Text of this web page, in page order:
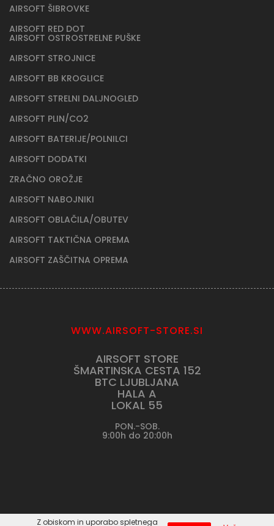
AIRSOFT ŠIBROVKE
AIRSOFT RED DOT
AIRSOFT OSTROSTRELNE PUŠKE
AIRSOFT STROJNICE
AIRSOFT BB KROGLICE
AIRSOFT STRELNI DALJNOGLED
AIRSOFT PLIN/CO2
AIRSOFT BATERIJE/POLNILCI
AIRSOFT DODATKI
ZRAČNO OROŽJE
AIRSOFT NABOJNIKI
AIRSOFT OBLAČILA/OBUTEV
AIRSOFT TAKTIČNA OPREMA
AIRSOFT ZAŠČITNA OPREMA
WWW.AIRSOFT-STORE.SI
AIRSOFT STORE
ŠMARTINSKA CESTA 152
BTC LJUBLJANA
HALA A
LOKAL 55
PON.-SOB.
9:00h do 20:00h
Z obiskom in uporabo spletnega